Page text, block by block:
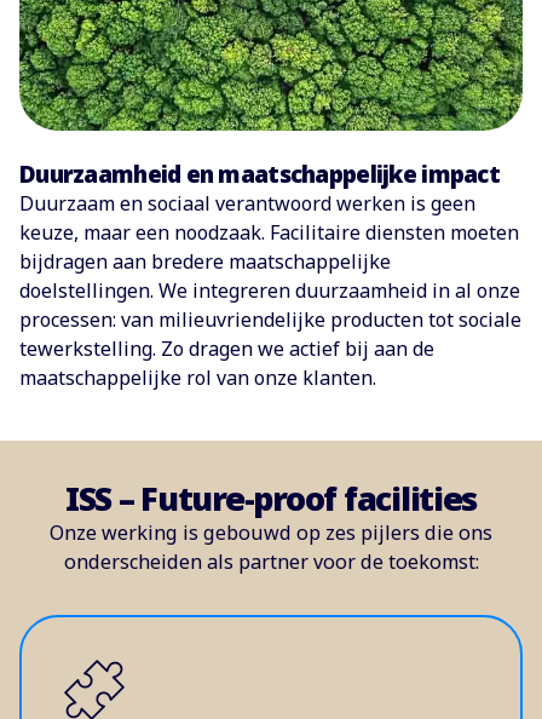
Duurzaamheid en maatschappelijke impact
Duurzaam en sociaal verantwoord werken is geen
keuze, maar een noodzaak. Facilitaire diensten moeten
bijdragen aan bredere maatschappelijke
doelstellingen. We integreren duurzaamheid in al onze
processen: van milieuvriendelijke producten tot sociale
tewerkstelling. Zo dragen we actief bij aan de
maatschappelijke rol van onze klanten.
ISS – Future-proof facilities
Onze werking is gebouwd op zes pijlers die ons
onderscheiden als partner voor de toekomst: